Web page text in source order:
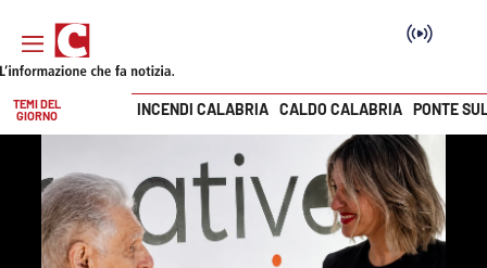
SEZIONI
Cronaca
Vai
TEMI DEL
GIORNO
INCENDI CALABRIA CALDO CALABRIA PONTE